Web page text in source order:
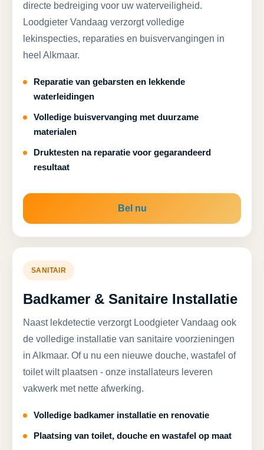
directe bedreiging voor uw waterveiligheid.
Loodgieter Vandaag verzorgt volledige
lekinspecties, reparaties en buisvervangingen in
heel Alkmaar.
Reparatie van gebarsten en lekkende
waterleidingen
Volledige buisvervanging met duurzame
materialen
Druktesten na reparatie voor gegarandeerd
resultaat
Bel nu
SANITAIR
Badkamer & Sanitaire Installatie
Naast lekdetectie verzorgt Loodgieter Vandaag ook
de volledige installatie van sanitaire voorzieningen
in Alkmaar. Of u nu een nieuwe douche, wastafel of
toilet wilt plaatsen - onze installateurs leveren
vakwerk met nette afwerking.
Volledige badkamer installatie en renovatie
Plaatsing van toilet, douche en wastafel op maat